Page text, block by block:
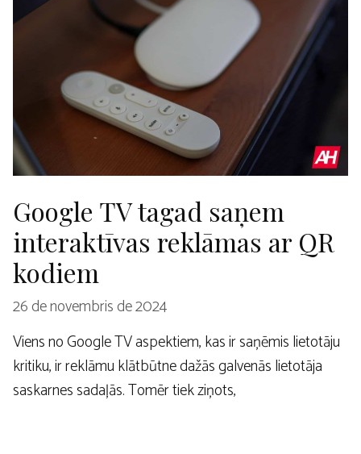
Google TV tagad saņem
interaktīvas reklāmas ar QR
kodiem
26 de novembris de 2024
Viens no Google TV aspektiem, kas ir saņēmis lietotāju
kritiku, ir reklāmu klātbūtne dažās galvenās lietotāja
saskarnes sadaļās. Tomēr tiek ziņots,